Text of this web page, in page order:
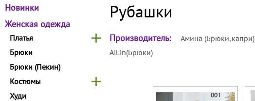
здесь
Новинки
Женская одежда
Платья
Брюки
Брюки (Пекин)
Костюмы
Худи
Рубашки
Производитель: Амина (Брюки,капри)
AiLin(Брюки)